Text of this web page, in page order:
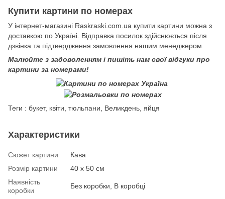
Купити картини по номерах
У інтернет-магазині Raskraski.com.ua купити картини можна з
доставкою по Україні. Відправка посилок здійснюється після
дзвінка та підтвердження замовлення нашим менеджером.
Малюйте з задоволенням і пишіть нам свої відгуки про
картини за номерами!
Теги : букет, квіти, тюльпани, Великдень, яйця
Характеристики
Сюжет картини
Кава
Розмір картини
40 х 50 см
Наявність
коробки
Без коробки, В коробці